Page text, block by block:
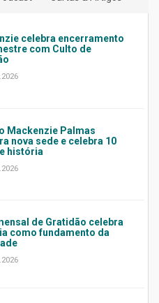
celebra encerramento
com Culto de
Mackenzie Palmas
nova sede e celebra 10
história
de Gratidão celebra
como fundamento da